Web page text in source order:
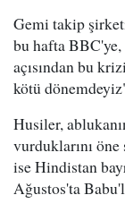
Gemi takip
bu hafta
açısından bu
kötü
Husiler,
vurduklarını
ise Hindistan
Ağustos'ta